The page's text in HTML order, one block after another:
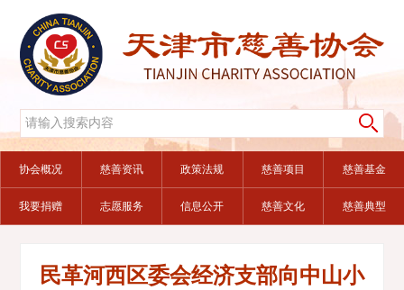
协会概况 慈善资讯 政策法规 慈善项目 慈善基金
我要捐赠 志愿服务 信息公开 慈善文化 慈善典型
民革河西区委会经济支部向中山小